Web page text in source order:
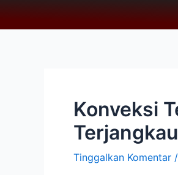
Konveksi
Tinggalkan Komentar